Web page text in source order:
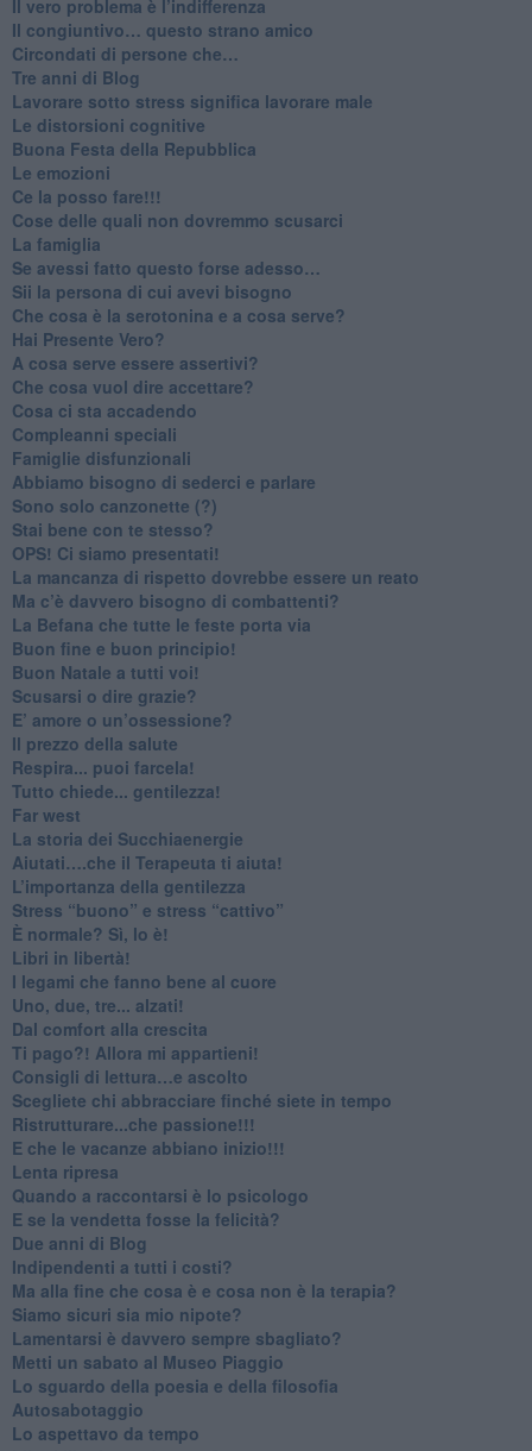
​Il vero problema è l’indifferenza
​Il congiuntivo… questo strano amico
​Circondati di persone che…
​Tre anni di Blog
​Lavorare sotto stress significa lavorare male
​Le distorsioni cognitive
​Buona Festa della Repubblica
Le emozioni
​Ce la posso fare!!!
​Cose delle quali non dovremmo scusarci
​La famiglia
​Se avessi fatto questo forse adesso…
​Sii la persona di cui avevi bisogno
Che cosa è la serotonina e a cosa serve?
​Hai Presente Vero?
A cosa serve essere assertivi?
​Che cosa vuol dire accettare?
​Cosa ci sta accadendo
​Compleanni speciali
​Famiglie disfunzionali
​Abbiamo bisogno di sederci e parlare
Sono solo canzonette (?)
​Stai bene con te stesso?
​OPS! Ci siamo presentati!
​La mancanza di rispetto dovrebbe essere un reato
​Ma c’è davvero bisogno di combattenti?
​La Befana che tutte le feste porta via
Buon fine e buon principio!
​Buon Natale a tutti voi!
​Scusarsi o dire grazie?
​E’ amore o un’ossessione?
​Il prezzo della salute
​Respira... puoi farcela!
​Tutto chiede... gentilezza!
​Far west
​La storia dei Succhiaenergie
​Aiutati….che il Terapeuta ti aiuta!
​L’importanza della gentilezza
​Stress “buono” e stress “cattivo”
​È normale? Sì, lo è!
​Libri in libertà!
​I legami che fanno bene al cuore
Uno, due, tre... alzati!​
​Dal comfort alla crescita
​Ti pago?! Allora mi appartieni!​
​Consigli di lettura…e ascolto
​Scegliete chi abbracciare finché siete in tempo
​Ristrutturare...che passione!!!
​E che le vacanze abbiano inizio!!!
​Lenta ripresa
​Quando a raccontarsi è lo psicologo
​E se la vendetta fosse la felicità?
​Due anni di Blog
​Indipendenti a tutti i costi?
​Ma alla fine che cosa è e cosa non è la terapia?
​Siamo sicuri sia mio nipote?
​Lamentarsi è davvero sempre sbagliato?
​Metti un sabato al Museo Piaggio
​Lo sguardo della poesia e della filosofia
Autosabotaggio
​Lo aspettavo da tempo